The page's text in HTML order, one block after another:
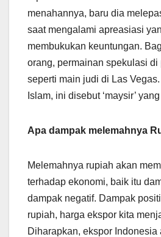
menahannya, baru dia
saat mengalami apreasiasi
membukukan keuntungan.
orang, permainan spekulasi di
seperti main judi di Las
Islam, ini disebut ‘maysir’
Apa dampak melemahnya
Melemahnya rupiah akan
terhadap ekonomi, baik itu
dampak negatif. Dampak
rupiah, harga ekspor kita
Diharapkan, ekspor Indonesia